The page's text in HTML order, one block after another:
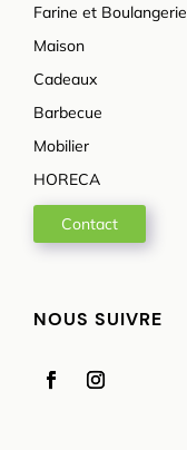
Farine et Boulangerie
Maison
Cadeaux
Barbecue
Mobilier
HORECA
Contact
NOUS SUIVRE